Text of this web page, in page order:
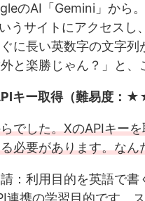
のAI「Gemini」から
うサイトにアクセスし
に長い英数字の文字
と楽勝じゃん？」と、
キー取得（難易度
でした。XのAPIキー
必要があります。なん
：利用目的を英語で
連携の学習目的です。